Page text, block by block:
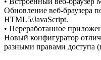
Обновление веб-браузера
HTML5/JavaScript.
• Переработанное
Новый конфигуратор
разными правами доступа